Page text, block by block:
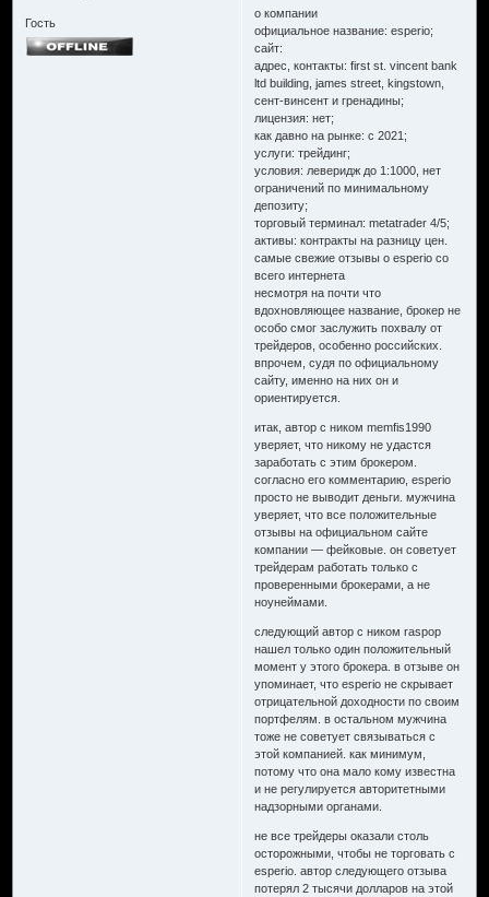
Гость
о компании
официальное название: esperio;
сайт:
адрес, контакты: first st. vincent bank
ltd building, james street, kingstown,
сент-винсент и гренадины;
лицензия: нет;
как давно на рынке: с 2021;
услуги: трейдинг;
условия: леверидж до 1:1000, нет
ограничений по минимальному
депозиту;
торговый терминал: metatrader 4/5;
активы: контракты на разницу цен.
самые свежие отзывы о esperio со
всего интернета
несмотря на почти что
вдохновляющее название, брокер не
особо смог заслужить похвалу от
трейдеров, особенно российских.
впрочем, судя по официальному
сайту, именно на них он и
ориентируется.
итак, автор с ником memfis1990
уверяет, что никому не удастся
заработать с этим брокером.
согласно его комментарию, esperio
просто не выводит деньги. мужчина
уверяет, что все положительные
отзывы на официальном сайте
компании — фейковые. он советует
трейдерам работать только с
проверенными брокерами, а не
ноунеймами.
следующий автор с ником raspop
нашел только один положительный
момент у этого брокера. в отзыве он
упоминает, что esperio не скрывает
отрицательной доходности по своим
портфелям. в остальном мужчина
тоже не советует связываться с
этой компанией. как минимум,
потому что она мало кому известна
и не регулируется авторитетными
надзорными органами.
не все трейдеры оказали столь
осторожными, чтобы не торговать с
esperio. автор следующего отзыва
потерял 2 тысячи долларов на этой